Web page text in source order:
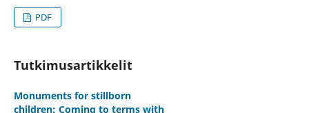
PDF
Tutkimusartikkelit
Monuments for stillborn
children: Coming to terms with